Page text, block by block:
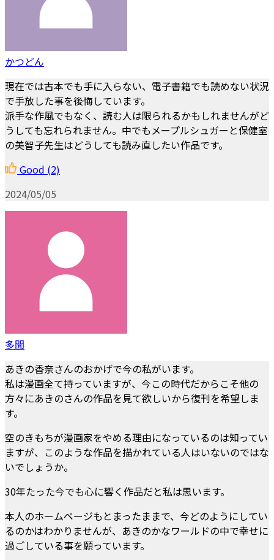
かつどん
現在では古本でも手に入らない、電子書籍でも読めない状況
で手放した事を後悔しています。
派手な作風でもなく、読む人は限られるかもしれませんがど
うしても忘れられません。中でもメープルシュガーと保健室
の美智子先生はどうしても読み直したい作品です。
Good (2)
2024/05/05
多聞
あきの香奈さんのおかげで今の私がいます。
私は漫画全て持っていますが、今この時代だからこそ他の
方々にあきのさんの作品を見て欲しいから復刊を希望しま
す。
空のきもちが漫画家をやめる理由になっているのは知ってい
ますが、このような作品を描かれている人はいないのではな
いでしょうか。
30年たった今でも心に響く作品だと私は思います。
本人のホームページもとまったままで、今どのようにしてい
るのかはわかりませんが、あきのかなワールドの中で幸せに
過ごしている事を願っています。